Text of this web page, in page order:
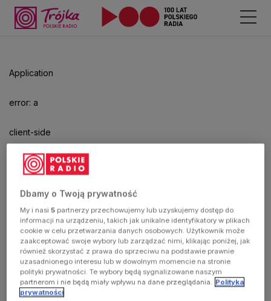
Application
error: a
client-side
exception
has
occurred
(see the
browser
Dbamy o Twoją prywatność
My i nasi5 partnerzy przechowujemy lub uzyskujemy dostęp do
informacji na urządzeniu, takich jak unikalne identyfikatory w plikach
cookie w celu przetwarzania danych osobowych. Użytkownik może
zaakceptować swoje wybory lub zarządzać nimi, klikając poniżej, jak
również skorzystać z prawa do sprzeciwu na podstawie prawnie
uzasadnionego interesu lub w dowolnym momencie na stronie
polityki prywatności. Te wybory będą sygnalizowane naszym
partnerom i nie będą miały wpływu na dane przeglądania. Polityka
prywatności